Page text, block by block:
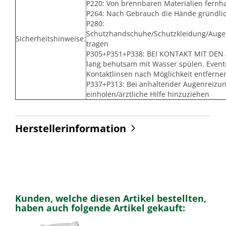
Sicherheitshinweise:
P220: Von brennbaren Materialien
P264: Nach Gebrauch die Hände
P280:
Schutzhandschuhe/Schutzkleidung/
tragen
P305+P351+P338: BEI KONTAKT MIT
lang behutsam mit Wasser spülen.
Kontaktlinsen nach Möglichkeit
P337+P313: Bei anhaltender
einholen/ärztliche Hilfe hinzuziehen
Herstellerinformation
Kunden, welche diesen Artikel bestellten,
haben auch folgende Artikel gekauft: